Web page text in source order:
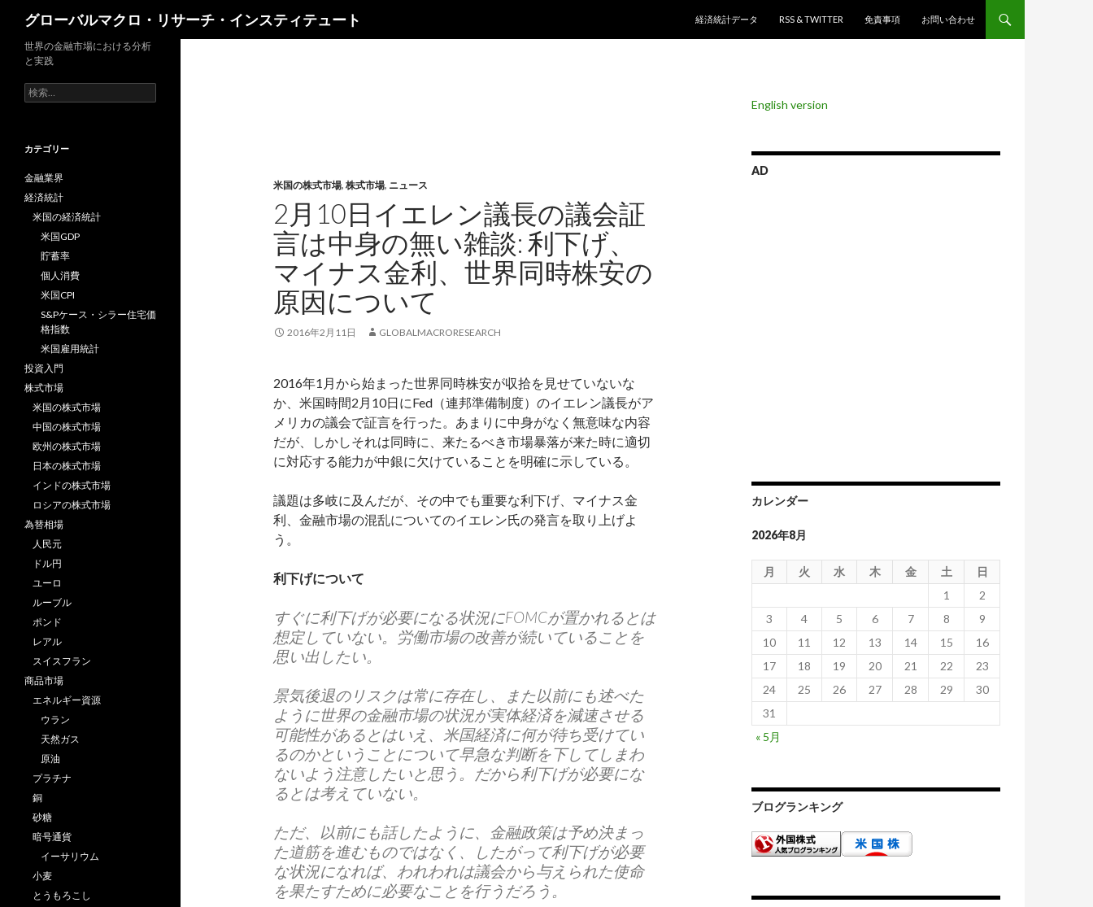
グローバルマクロ・リサーチ・インスティテュート
経済統計データ
RSS & TWITTER 免責事項 お問い合わせ
米国の株式市場, 株式市場, ニュース
2月10日イエレン議長の議会証
言は中身の無い雑談: 利下げ、
マイナス金利、世界同時株安の
原因について
2016年2月11日 GLOBALMACRORESEARCH
2016年1月から始まった世界同時株安が収拾を見せていないな
か、米国時間2月10日にFed（連邦準備制度）のイエレン議長がア
メリカの議会で証言を行った。あまりに中身がなく無意味な内容
だが、しかしそれは同時に、来たるべき市場暴落が来た時に適切
に対応する能力が中銀に欠けていることを明確に示している。
議題は多岐に及んだが、その中でも重要な利下げ、マイナス金
利、金融市場の混乱についてのイエレン氏の発言を取り上げよ
う。
利下げについて
すぐに利下げが必要になる状況にFOMCが置かれるとは
想定していない。労働市場の改善が続いていることを
思い出したい。
景気後退のリスクは常に存在し、また以前にも述べた
ように世界の金融市場の状況が実体経済を減速させる
可能性があるとはいえ、米国経済に何が待ち受けてい
るのかということについて早急な判断を下してしまわ
ないよう注意したいと思う。だから利下げが必要にな
るとは考えていない。
ただ、以前にも話したように、金融政策は予め決まっ
た道筋を進むものではなく、したがって利下げが必要
な状況になれば、われわれは議会から与えられた使命
を果たすために必要なことを行うだろう。
English version
AD
カレンダー
2026年8月
月 火 水 木 金 土
日
1
2
3
4 5 6 7 8
9
10
11 12 13 14 15
16
17
18 19 20 21 22
23
24
25 26 27 28 29
30
31
« 5月
ブログランキング
世界の金融市場における分析
と実践
検
索:
カテゴリー
金融業界
経済統計
米国の経済統計
米国GDP
貯蓄率
個人消費
米国CPI
S&Pケース・シラー住宅価
格指数
米国雇用統計
投資入門
株式市場
米国の株式市場
中国の株式市場
欧州の株式市場
日本の株式市場
インドの株式市場
ロシアの株式市場
為替相場
人民元
ドル円
ユーロ
ルーブル
ポンド
レアル
スイスフラン
商品市場
エネルギー資源
ウラン
天然ガス
原油
プラチナ
銅
砂糖
暗号通貨
イーサリウム
小麦
とうもろこし